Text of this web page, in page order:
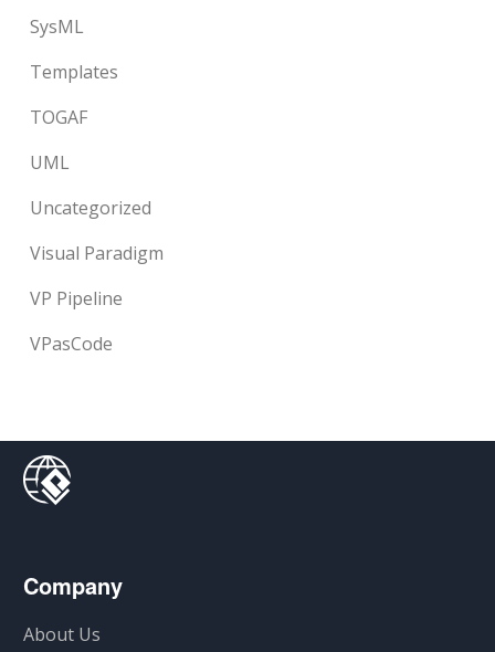
SysML
Templates
TOGAF
UML
Uncategorized
Visual Paradigm
VP Pipeline
VPasCode
Company
About Us